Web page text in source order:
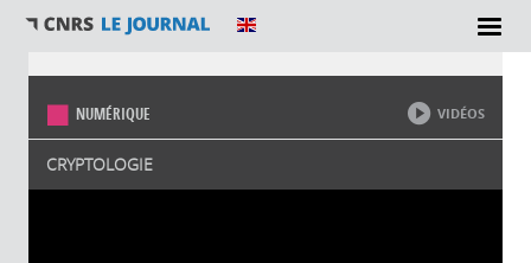
Vous êtes ici
NUMÉRIQUE
CRYPTOLOGIE
VIDÉOS